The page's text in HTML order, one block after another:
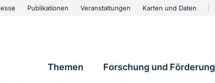
Publikationen Veranstaltungen Karten und Daten
Hauptnavigation
Themen Forschung und Förderung